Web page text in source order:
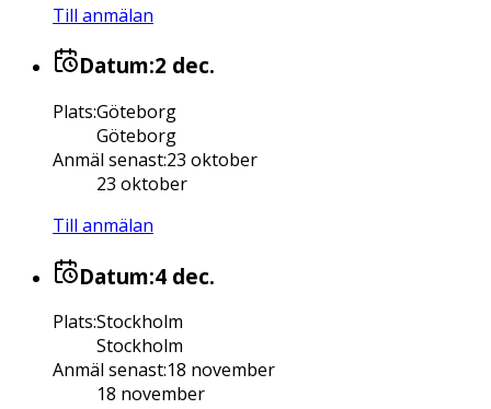
Till anmälan
Datum:2 dec.
Plats:Göteborg
Göteborg
Anmäl senast:23 oktober
23 oktober
Till anmälan
Datum:4 dec.
Plats:Stockholm
Stockholm
Anmäl senast:18 november
18 november